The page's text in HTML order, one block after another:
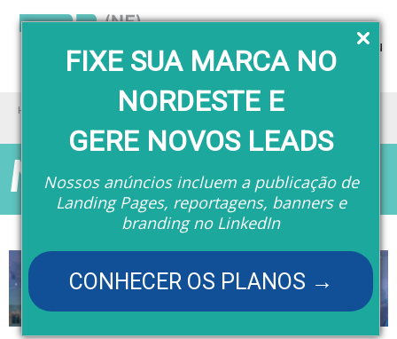
FIXE SUA MARCA NO
NORDESTE E
GERE NOVOS LEADS
Nossos anúncios incluem a publicação de
Landing Pages, reportagens, banners e
branding no LinkedIn
CONHECER OS PLANOS →
Menu
Home
Matérias